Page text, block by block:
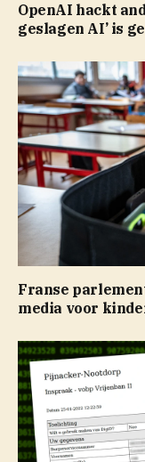
OpenAI hackt
geslagen AI’ is
Franse
media voor